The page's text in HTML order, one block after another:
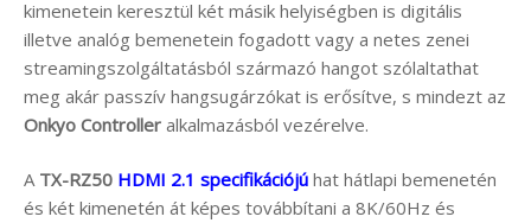
kimenetein keresztül két másik helyiségben is digitális
illetve analóg bemenetein fogadott vagy a netes zenei
streamingszolgáltatásból származó hangot szólaltathat
meg akár passzív hangsugárzókat is erősítve, s mindezt az
Onkyo Controller alkalmazásból vezérelve.
A TX-RZ50 HDMI 2.1 specifikációjú hat hátlapi bemenetén
és két kimenetén át képes továbbítani a 8K/60Hz és